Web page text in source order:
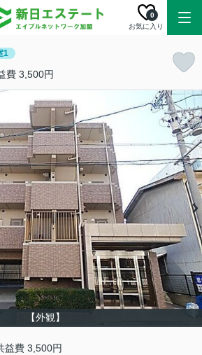
お気に入り
0
1
費 3,500円
【外観】
益費 3,500円